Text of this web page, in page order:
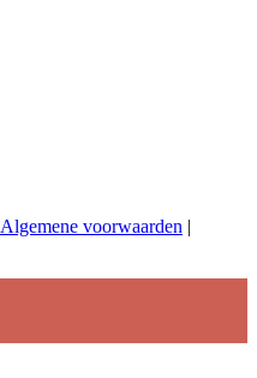
Algemene voorwaarden |